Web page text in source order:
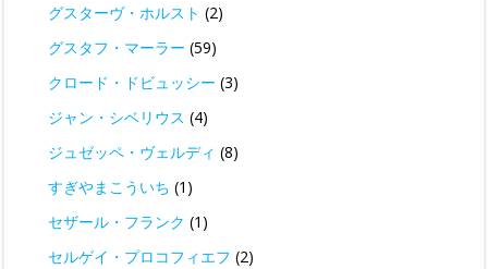
グスターヴ・ホルスト (2)
グスタフ・マーラー (59)
クロード・ドビュッシー (3)
ジャン・シベリウス (4)
ジュゼッペ・ヴェルディ (8)
すぎやまこういち (1)
セザール・フランク (1)
セルゲイ・プロコフィエフ (2)